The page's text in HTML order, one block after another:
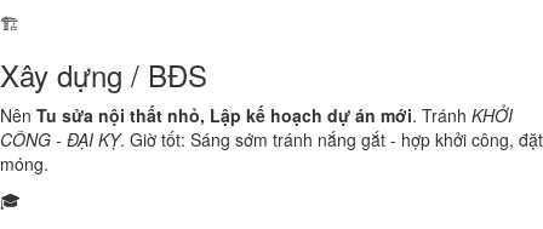
🏗️
Xây dựng / BĐS
Nên Tu sửa nội thất nhỏ, Lập kế hoạch dự án mới. Tránh KHỞI
CÔNG - ĐẠI KỴ. Giờ tốt: Sáng sớm tránh nắng gắt - hợp khởi công, đặt
móng.
🎓